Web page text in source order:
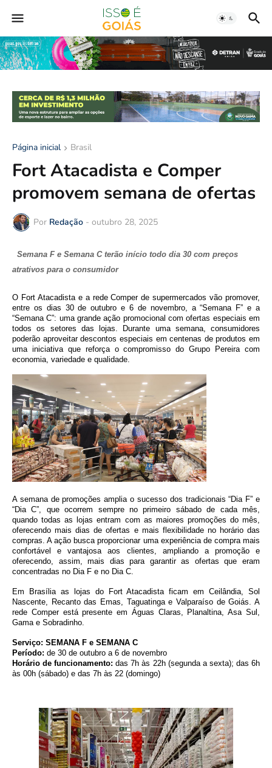
Página inicial Brasil
Fort Atacadista e Comper
promovem semana de ofertas
Por Redação - outubro 28, 2025
Semana F e Semana C terão início todo dia 30 com preços
atrativos para o consumidor
O Fort Atacadista e a rede Comper de supermercados vão promover,
entre os dias 30 de outubro e 6 de novembro, a “Semana F” e a
“Semana C”: uma grande ação promocional com ofertas especiais em
todos os setores das lojas. Durante uma semana, consumidores
poderão aproveitar descontos especiais em centenas de produtos em
uma iniciativa que reforça o compromisso do Grupo Pereira com
economia, variedade e qualidade.
A semana de promoções amplia o sucesso dos tradicionais “Dia F” e
“Dia C”, que ocorrem sempre no primeiro sábado de cada mês,
quando todas as lojas entram com as maiores promoções do mês,
oferecendo mais dias de ofertas e mais flexibilidade no horário das
compras. A ação busca proporcionar uma experiência de compra mais
confortável e vantajosa aos clientes, ampliando a promoção e
oferecendo, assim, mais dias para garantir as ofertas que eram
concentradas no Dia F e no Dia C.
Em Brasília as lojas do Fort Atacadista ficam em Ceilândia, Sol
Nascente, Recanto das Emas, Taguatinga e Valparaíso de Goiás. A
rede Comper está presente em Águas Claras, Planaltina, Asa Sul,
Gama e Sobradinho.
Serviço: SEMANA F e SEMANA C
Período: de 30 de outubro a 6 de novembro
Horário de funcionamento:das 7h às 22h (segunda a sexta); das 6h
às 00h (sábado) e das 7h às 22 (domingo)